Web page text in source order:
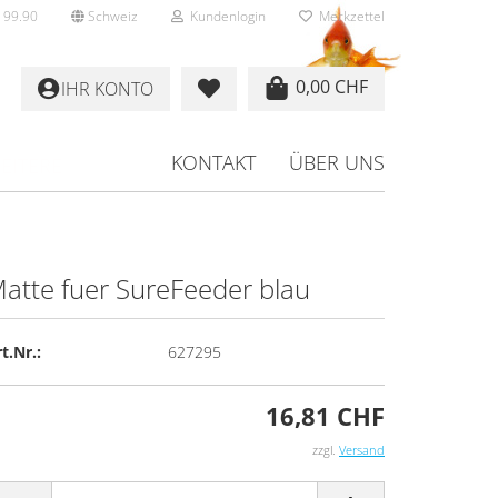
Schweiz Kundenlogin
vergessen?
Merkzettel
0,00 CHF
IHR KONTO
KONTAKT ÜBER UNS
fuer Su­re­Fee­der blau
627295
16,81 CHF
zzgl. Versand